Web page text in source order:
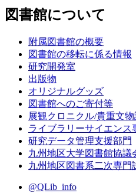
図書館について
附属図書館の概要
図書館の移転に係る情報
研究開発室
出版物
オリジナルグッズ
図書館へのご寄付等
展観クロニクル/貴重文
ライブラリーサイエンス
研究データ管理支援部門
九州地区大学図書館協議
九州地区図書系二次専門
@QLib_info